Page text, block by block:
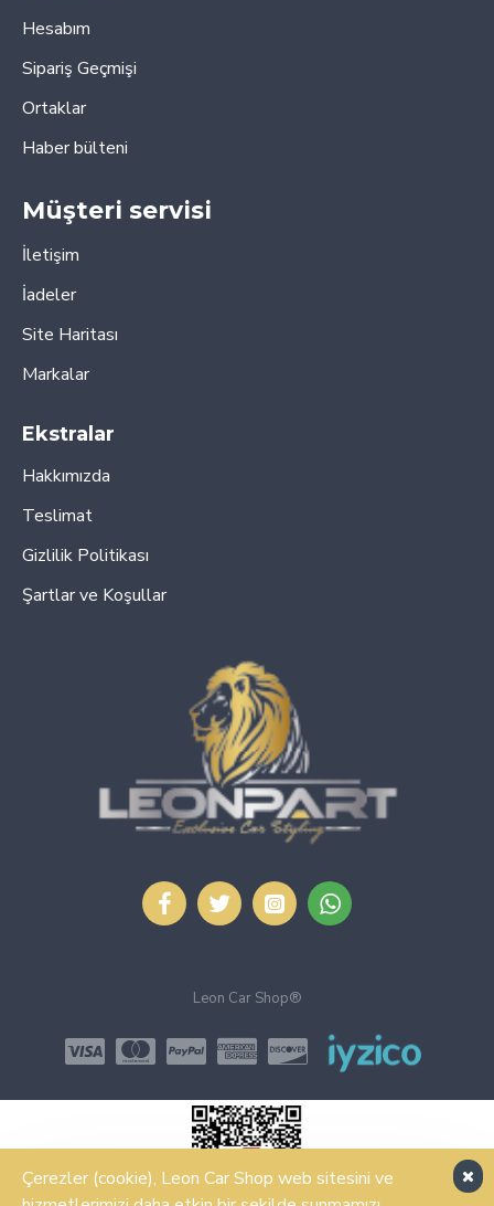
Hesabım
Sipariş Geçmişi
Ortaklar
Haber bülteni
Müşteri servisi
İletişim
İadeler
Site Haritası
Markalar
Ekstralar
Hakkımızda
Teslimat
Gizlilik Politikası
Şartlar ve Koşullar
Leon Car Shop®
Çerezler (cookie), Leon Car Shop web sitesini ve